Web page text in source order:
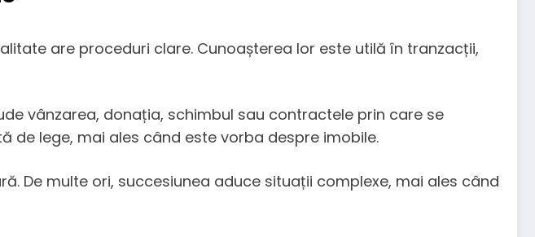
are proceduri clare. Cunoașterea lor este utilă în tranzacții,
vânzarea, donația, schimbul sau contractele prin care se
de lege, mai ales când este vorba despre imobile.
De multe ori, succesiunea aduce situații complexe, mai ales când